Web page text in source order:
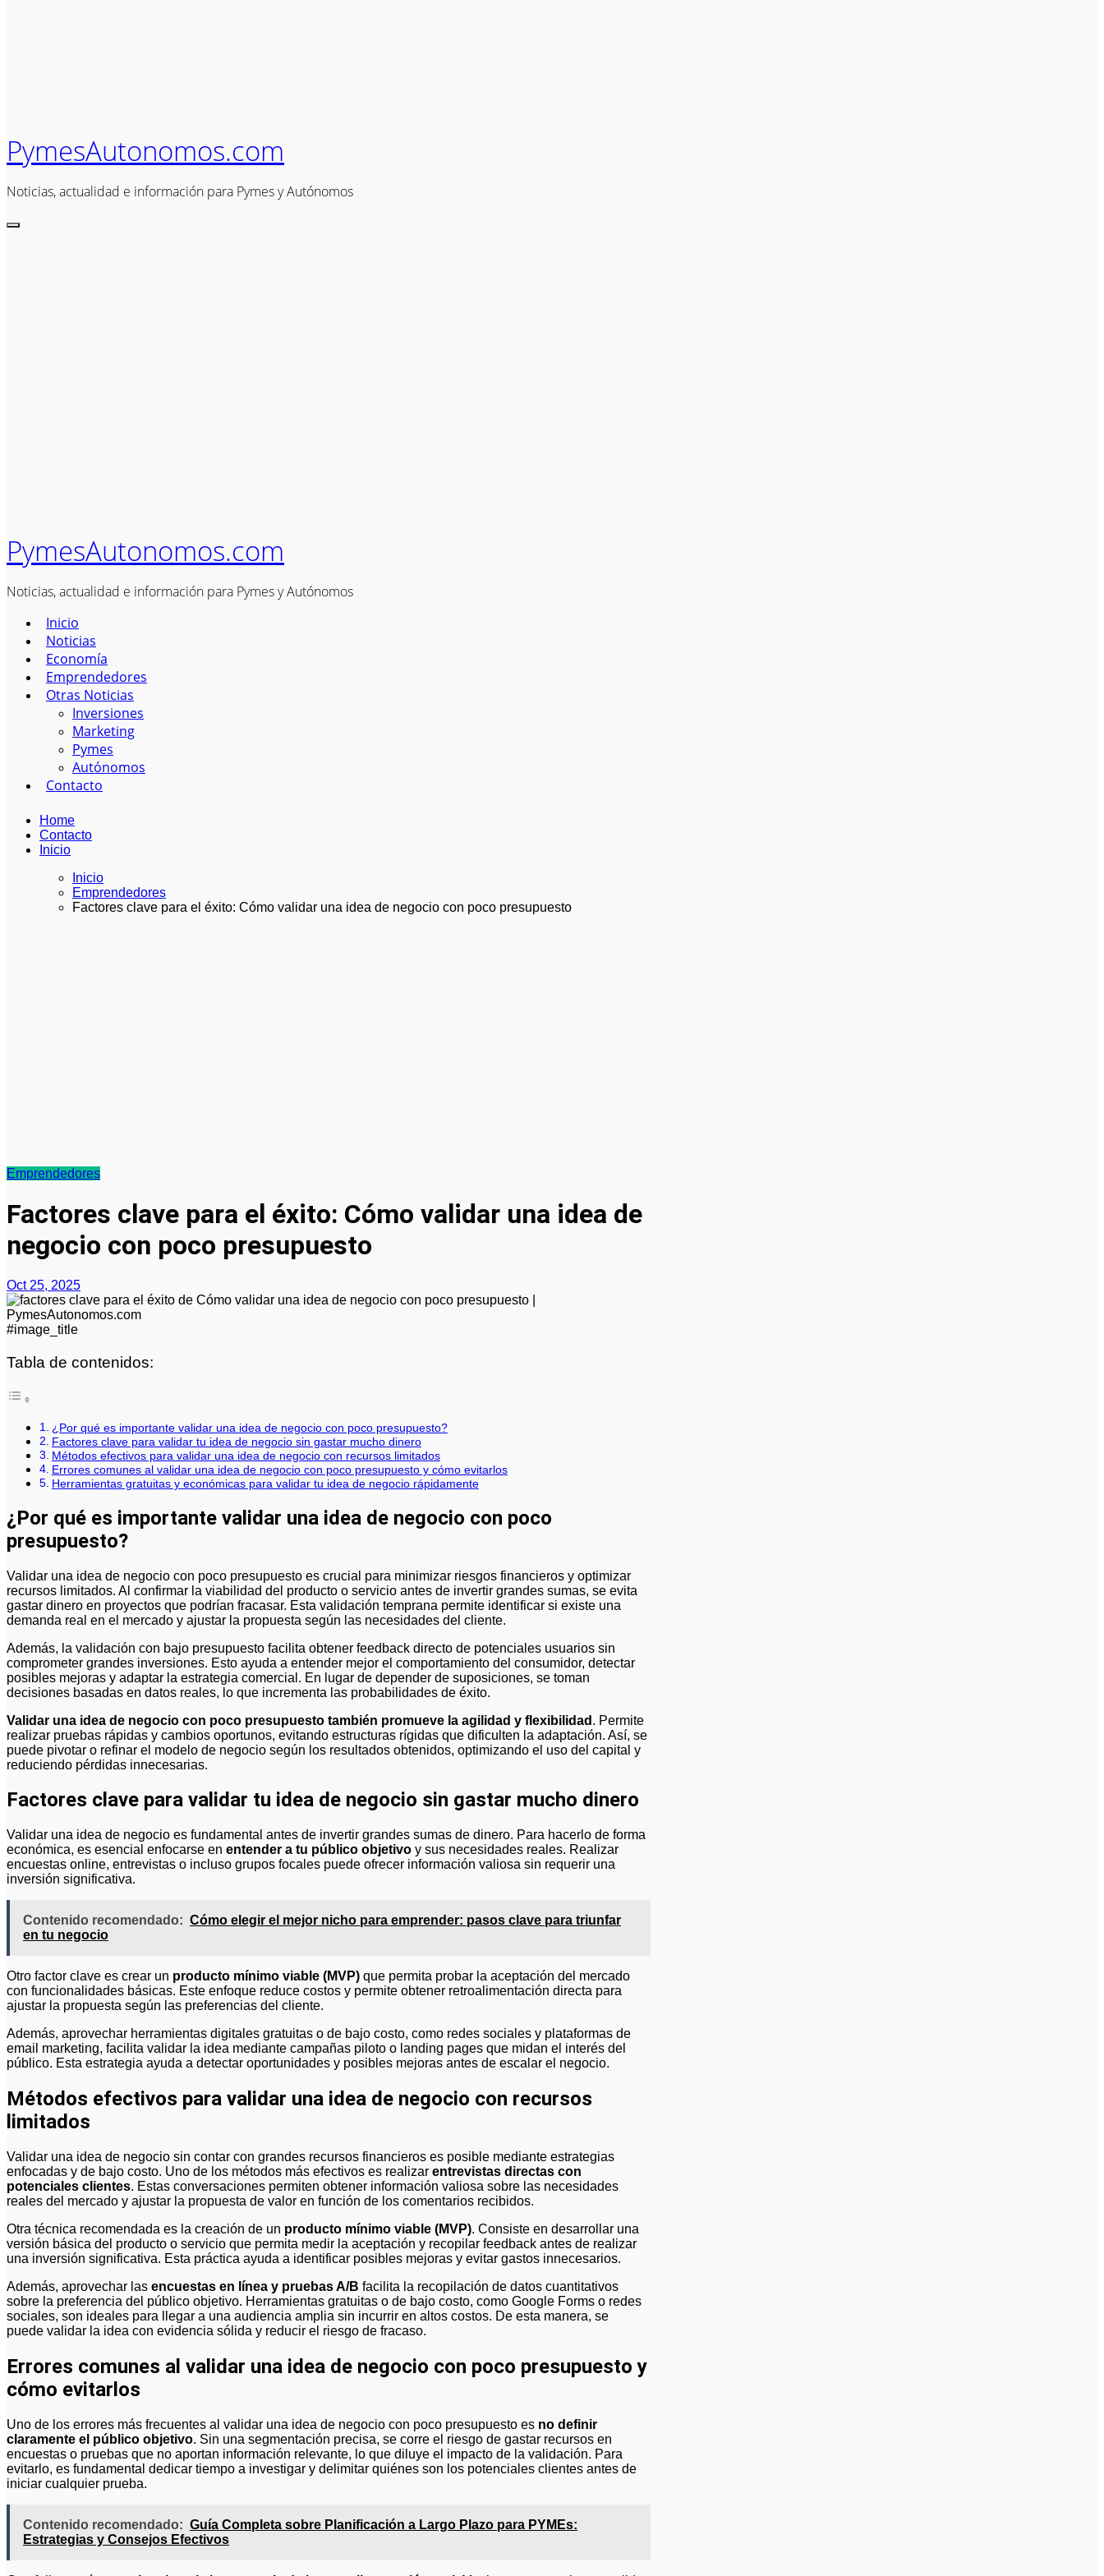
PymesAutonomos.com
Noticias, actualidad e información para Pymes y Autónomos
PymesAutonomos.com
Noticias, actualidad e información para Pymes y Autónomos
Inicio
Noticias
Economía
Emprendedores
Otras Noticias
Inversiones
Marketing
Pymes
Autónomos
Contacto
Home
Contacto
Inicio
Inicio
Emprendedores
Factores clave para el éxito: Cómo validar una idea de negocio con poco presupuesto
Emprendedores
Factores clave para el éxito: Cómo validar una idea de
negocio con poco presupuesto
Oct 25, 2025
#image_title
Tabla de contenidos:
¿Por qué es importante validar una idea de negocio con poco presupuesto?
Factores clave para validar tu idea de negocio sin gastar mucho dinero
Métodos efectivos para validar una idea de negocio con recursos limitados
Errores comunes al validar una idea de negocio con poco presupuesto y cómo evitarlos
Herramientas gratuitas y económicas para validar tu idea de negocio rápidamente
¿Por qué es importante validar una idea de negocio con poco
presupuesto?
Validar una idea de negocio con poco presupuesto es crucial para minimizar riesgos financieros y optimizar
recursos limitados. Al confirmar la viabilidad del producto o servicio antes de invertir grandes sumas, se evita
gastar dinero en proyectos que podrían fracasar. Esta validación temprana permite identificar si existe una
demanda real en el mercado y ajustar la propuesta según las necesidades del cliente.
Además, la validación con bajo presupuesto facilita obtener feedback directo de potenciales usuarios sin
comprometer grandes inversiones. Esto ayuda a entender mejor el comportamiento del consumidor, detectar
posibles mejoras y adaptar la estrategia comercial. En lugar de depender de suposiciones, se toman
decisiones basadas en datos reales, lo que incrementa las probabilidades de éxito.
Validar una idea de negocio con poco presupuesto también promueve la agilidad y flexibilidad . Permite
realizar pruebas rápidas y cambios oportunos, evitando estructuras rígidas que dificulten la adaptación. Así, se
puede pivotar o refinar el modelo de negocio según los resultados obtenidos, optimizando el uso del capital y
reduciendo pérdidas innecesarias.
Factores clave para validar tu idea de negocio sin gastar mucho dinero
Validar una idea de negocio es fundamental antes de invertir grandes sumas de dinero. Para hacerlo de forma
económica, es esencial enfocarse en entender a tu público objetivo y sus necesidades reales. Realizar
encuestas online, entrevistas o incluso grupos focales puede ofrecer información valiosa sin requerir una
inversión significativa.
Contenido recomendado: Cómo elegir el mejor nicho para emprender: pasos clave para triunfar
en tu negocio
Otro factor clave es crear un producto mínimo viable (MVP) que permita probar la aceptación del mercado
con funcionalidades básicas. Este enfoque reduce costos y permite obtener retroalimentación directa para
ajustar la propuesta según las preferencias del cliente.
Además, aprovechar herramientas digitales gratuitas o de bajo costo, como redes sociales y plataformas de
email marketing, facilita validar la idea mediante campañas piloto o landing pages que midan el interés del
público. Esta estrategia ayuda a detectar oportunidades y posibles mejoras antes de escalar el negocio.
Métodos efectivos para validar una idea de negocio con recursos
limitados
Validar una idea de negocio sin contar con grandes recursos financieros es posible mediante estrategias
enfocadas y de bajo costo. Uno de los métodos más efectivos es realizar entrevistas directas con
potenciales clientes. Estas conversaciones permiten obtener información valiosa sobre las necesidades
reales del mercado y ajustar la propuesta de valor en función de los comentarios recibidos.
Otra técnica recomendada es la creación de un producto mínimo viable (MVP). Consiste en desarrollar una
versión básica del producto o servicio que permita medir la aceptación y recopilar feedback antes de realizar
una inversión significativa. Esta práctica ayuda a identificar posibles mejoras y evitar gastos innecesarios.
Además, aprovechar las encuestas en línea y pruebas A/B facilita la recopilación de datos cuantitativos
sobre la preferencia del público objetivo. Herramientas gratuitas o de bajo costo, como Google Forms o redes
sociales, son ideales para llegar a una audiencia amplia sin incurrir en altos costos. De esta manera, se
puede validar la idea con evidencia sólida y reducir el riesgo de fracaso.
Errores comunes al validar una idea de negocio con poco presupuesto y
cómo evitarlos
Uno de los errores más frecuentes al validar una idea de negocio con poco presupuesto es no definir
claramente el público objetivo. Sin una segmentación precisa, se corre el riesgo de gastar recursos en
encuestas o pruebas que no aportan información relevante, lo que diluye el impacto de la validación. Para
evitarlo, es fundamental dedicar tiempo a investigar y delimitar quiénes son los potenciales clientes antes de
iniciar cualquier prueba.
Contenido recomendado: Guía Completa sobre Planificación a Largo Plazo para PYMEs:
Estrategias y Consejos Efectivos